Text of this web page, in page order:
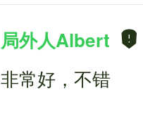
局外人Albert
非常好，不错